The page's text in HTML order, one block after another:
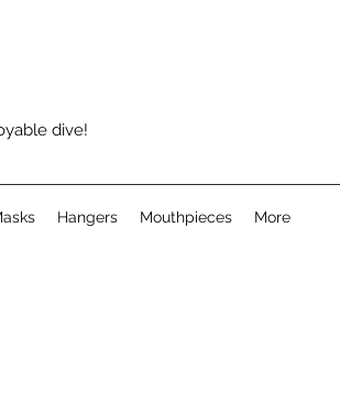
dive!
Hangers Mouthpieces More